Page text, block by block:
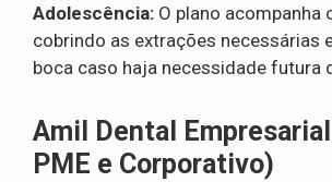
Adolescência: O plano acompanha
cobrindo as extrações necessárias
boca caso haja necessidade futura
Amil Dental
PME e Corporativo)